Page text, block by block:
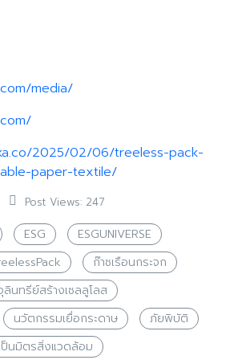
media/
2025/02/06/treeless-pack-
paper-textile/
Post Views: 247
ESG
ESGUNIVERSE
ก๊าซเรือนกระจก
ลินทรีย์สร้างเซลลูโลส
นวัตกรรมเยื่อกระดาษ
ภัยพิบัติ
ป็นมิตรสิ่งแวดล้อม